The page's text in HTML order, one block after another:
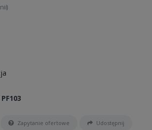
PF103
Zapytanie ofertowe Udostępnij